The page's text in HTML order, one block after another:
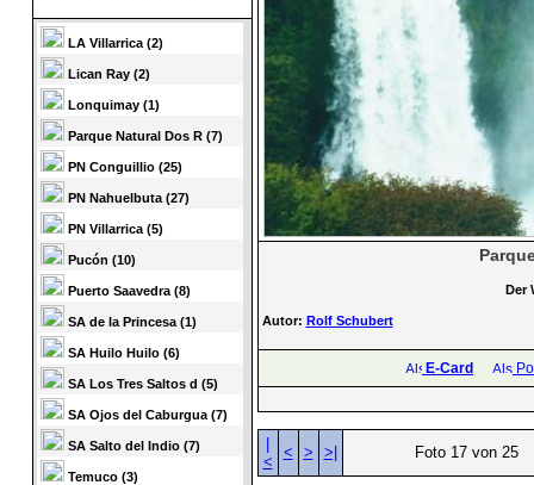
LA Villarrica (2)
Lican Ray (2)
Lonquimay (1)
Parque Natural Dos R (7)
PN Conguillio (25)
PN Nahuelbuta (27)
PN Villarrica (5)
Pucón (10)
Puerto Saavedra (8)
SA de la Princesa (1)
SA Huilo Huilo (6)
SA Los Tres Saltos d (5)
SA Ojos del Caburgua (7)
SA Salto del Indio (7)
Temuco (3)
Der
Autor: Rolf Schubert
E-Card
<
< > >| Foto 17 von 25